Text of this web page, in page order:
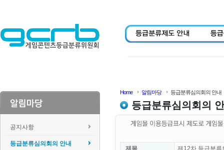
공지사항
등급분류심의회의 안내
Home 알림마당 등급분류심의회의 안내
등급분류심의회의
제목 제12차 등급분류